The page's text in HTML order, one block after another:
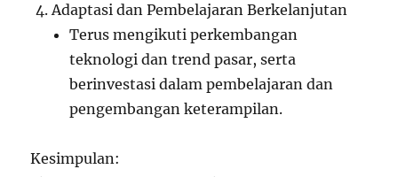
Adaptasi dan Pembelajaran Berkelanjutan
Terus mengikuti perkembangan
teknologi dan trend pasar, serta
berinvestasi dalam pembelajaran dan
pengembangan keterampilan.
Kesimpulan: